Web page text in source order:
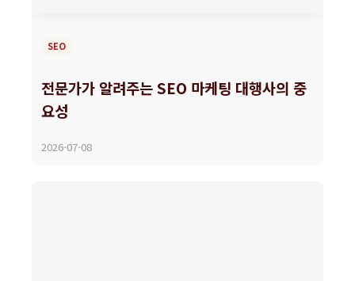
SEO
전문가가 알려주는 SEO 마케팅 대행사의 중
요성
2026-07-08